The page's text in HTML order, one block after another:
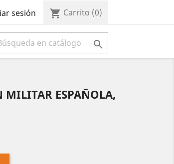
sesión shopping_cart Carrito (0)

ESPAÑOLA,